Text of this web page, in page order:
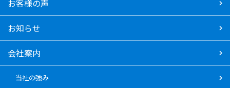
お客様の声
お知らせ
会社案内
当社の強み